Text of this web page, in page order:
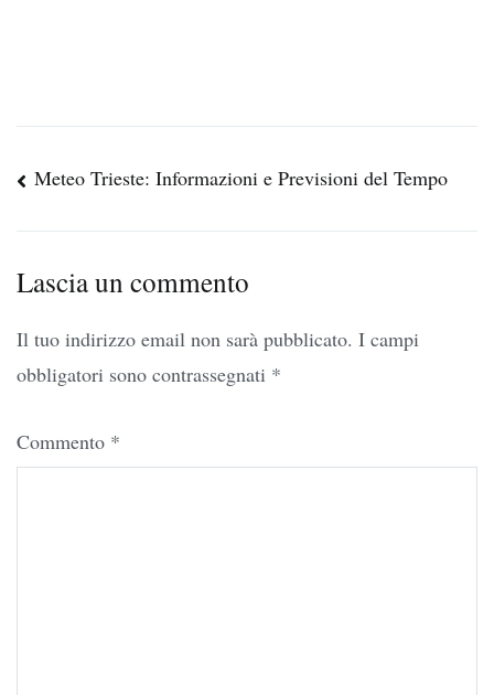
Navigazione
Meteo Trieste: Informazioni e Previsioni del Tempo
Lascia un commento
Il tuo indirizzo email non sarà pubblicato. I campi
obbligatori sono contrassegnati *
Commento *